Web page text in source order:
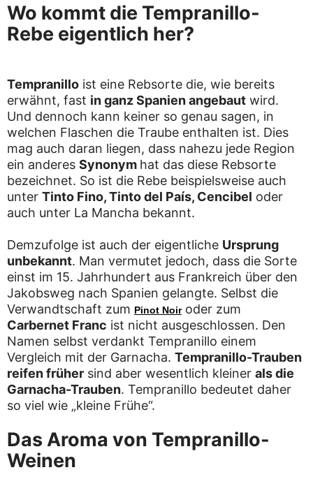
Wo kommt die Tempranillo-
Rebe eigentlich her?
Tempranillo ist eine Rebsorte die, wie bereits
erwähnt, fast in ganz Spanien angebaut wird.
Und dennoch kann keiner so genau sagen, in
welchen Flaschen die Traube enthalten ist. Dies
mag auch daran liegen, dass nahezu jede Region
ein anderes Synonym hat das diese Rebsorte
bezeichnet. So ist die Rebe beispielsweise auch
unter Tinto Fino, Tinto del País, Cencibel oder
auch unter La Mancha bekannt.
Demzufolge ist auch der eigentliche Ursprung
unbekannt. Man vermutet jedoch, dass die Sorte
einst im 15. Jahrhundert aus Frankreich über den
Jakobsweg nach Spanien gelangte. Selbst die
Verwandtschaft zum Pinot Noiroder zum
Carbernet Franc ist nicht ausgeschlossen. Den
Namen selbst verdankt Tempranillo einem
Vergleich mit der Garnacha. Tempranillo-Trauben
reifen früher sind aber wesentlich kleiner als die
Garnacha-Trauben. Tempranillo bedeutet daher
so viel wie „kleine Frühe“.
Das Aroma von Tempranillo-
Weinen